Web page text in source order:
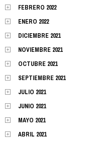
FEBRERO 2022
ENERO 2022
DICIEMBRE 2021
NOVIEMBRE 2021
OCTUBRE 2021
SEPTIEMBRE 2021
JULIO 2021
JUNIO 2021
MAYO 2021
ABRIL 2021